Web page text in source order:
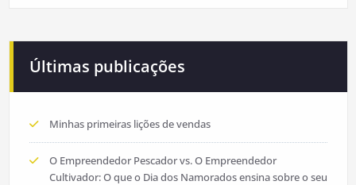
Últimas publicações
Minhas primeiras lições de vendas
O Empreendedor Pescador vs. O Empreendedor
Cultivador: O que o Dia dos Namorados ensina sobre o seu